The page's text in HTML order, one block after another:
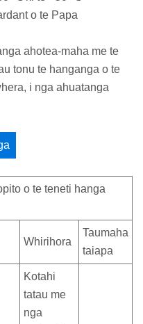
o te Papa
ahotea-maha me te
tonu te hanganga o te
i nga ahuatanga
o te teneti hanga
Whirihora
Taumaha
taiapa
Kotahi
tatau me
nga